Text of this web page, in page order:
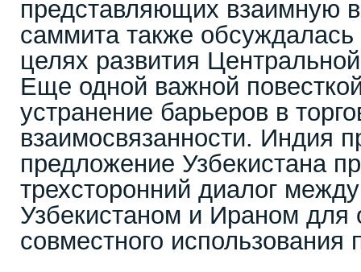
представляющих взаимную
саммита также
целях развития
Еще одной важной
устранение барьеров в
взаимосвязанности. Индия
предложение Узбекистана
трехсторонний диалог
Узбекистаном и Ираном для
совместного использования